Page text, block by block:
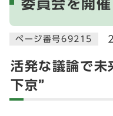
委員会を開催
ページ番号69215
活発な議論で未
下京”